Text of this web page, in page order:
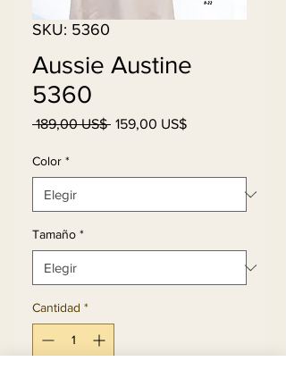
SKU: 5360
Aussie Austine
5360
189,00 US$ Precio
159,00 US$Precio
Color *
Tamaño *
Cantidad *